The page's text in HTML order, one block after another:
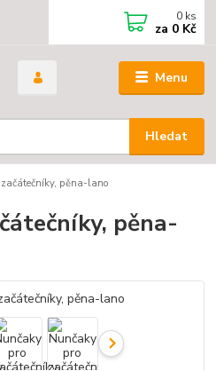
Menu
Hledat
0 ks
za 0 Kč
pěna-lano
pěna-